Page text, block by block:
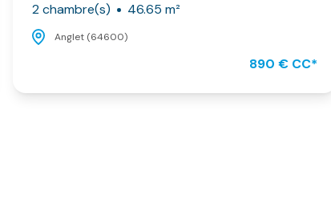
2 chambre(s)
46.65 m²
Anglet (64600)
890 € CC*